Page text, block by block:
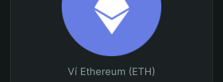
Ví Ethereum (ETH)